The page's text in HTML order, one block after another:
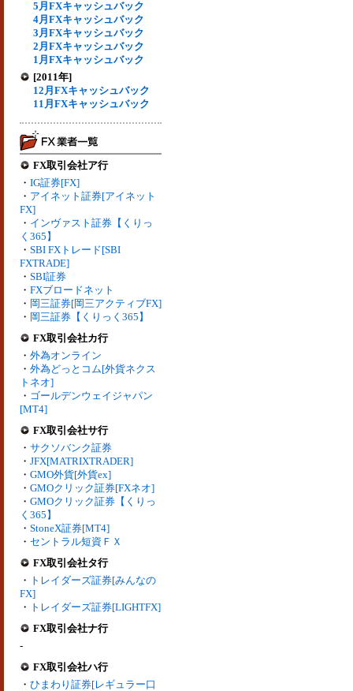
5月FXキャッシュバック
4月FXキャッシュバック
3月FXキャッシュバック
2月FXキャッシュバック
1月FXキャッシュバック
[2011年]
12月FXキャッシュバック
11月FXキャッシュバック
FX取引会社ア行
・ IG証券[FX]
・ アイネット証券[アイネット
FX]
・ インヴァスト証券【くりっ
く365】
・ SBI FXトレード[SBI
FXTRADE]
・ SBI証券
・ FXブロードネット
・ 岡三証券[岡三アクティブFX]
・ 岡三証券【くりっく365】
FX取引会社カ行
・ 外為オンライン
・ 外為どっとコム[外貨ネクス
トネオ]
・ ゴールデンウェイジャパン
[MT4]
FX取引会社サ行
・ サクソバンク証券
・ JFX[MATRIXTRADER]
・ GMO外貨[外貨ex]
・ GMOクリック証券[FXネオ]
・ GMOクリック証券【くりっ
く365】
・ StoneX証券[MT4]
・ セントラル短資ＦＸ
FX取引会社タ行
・ トレイダーズ証券[みんなの
FX]
・ トレイダーズ証券[LIGHTFX]
FX取引会社ナ行
-
FX取引会社ハ行
・ ひまわり証券[レギュラー口